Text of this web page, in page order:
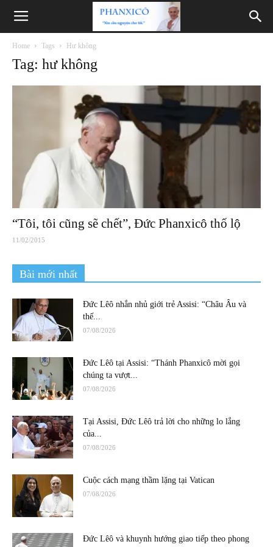
Phanxicô
Home Tags Hư không
Tag: hư không
“Tôi, tôi cũng sẽ chết”, Đức Phanxicô thố lộ
11/02/2015
Bài mới nhất
Đức Lêô nhắn nhủ giới trẻ Assisi: “Châu Âu và
thế...
07/08/2026
Đức Lêô tại Assisi: “Thánh Phanxicô mời gọi
chúng ta vượt...
07/08/2026
Tại Assisi, Đức Lêô trả lời cho những lo lắng
của...
07/08/2026
Cuộc cách mạng thầm lặng tại Vatican
07/08/2026
Đức Lêô và khuynh hướng giao tiếp theo phong